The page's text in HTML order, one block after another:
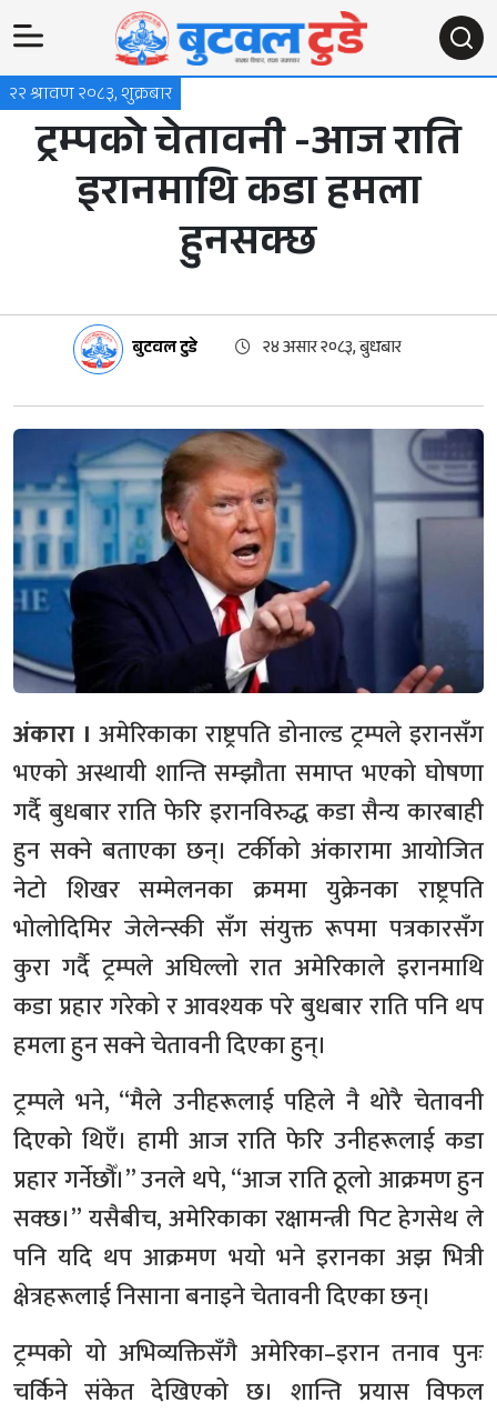
२२ श्रावण २०८३, शुक्रबार
ट्रम्पको चेतावनी -आज राति
इरानमाथि कडा हमला
हुनसक्छ
बुटवल टुडे २४ असार २०८३, बुधबार
अंकारा । अमेरिकाका राष्ट्रपति डोनाल्ड ट्रम्पले इरानसँग
भएको अस्थायी शान्ति सम्झौता समाप्त भएको घोषणा
गर्दै बुधबार राति फेरि इरानविरुद्ध कडा सैन्य कारबाही
हुन सक्ने बताएका छन्। टर्कीको अंकारामा आयोजित
नेटो शिखर सम्मेलनका क्रममा युक्रेनका राष्ट्रपति
भोलोदिमिर जेलेन्स्की सँग संयुक्त रूपमा पत्रकारसँग
कुरा गर्दै ट्रम्पले अघिल्लो रात अमेरिकाले इरानमाथि
कडा प्रहार गरेको र आवश्यक परे बुधबार राति पनि थप
हमला हुन सक्ने चेतावनी दिएका हुन्।
ट्रम्पले भने, “मैले उनीहरूलाई पहिले नै थोरै चेतावनी
दिएको थिएँ। हामी आज राति फेरि उनीहरूलाई कडा
प्रहार गर्नेछौँ।” उनले थपे, “आज राति ठूलो आक्रमण हुन
सक्छ।” यसैबीच, अमेरिकाका रक्षामन्त्री पिट हेगसेथ ले
पनि यदि थप आक्रमण भयो भने इरानका अझ भित्री
क्षेत्रहरूलाई निसाना बनाइने चेतावनी दिएका छन्।
ट्रम्पको यो अभिव्यक्तिसँगै अमेरिका–इरान तनाव पुनः
चर्किने संकेत देखिएको छ। शान्ति प्रयास विफल